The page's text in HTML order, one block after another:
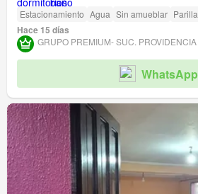
Estacionamiento Agua Sin amueblar Parilla
Hace 15 días
GRUPO PREMIUM- SUC. PROVIDENCIA
WhatsApp